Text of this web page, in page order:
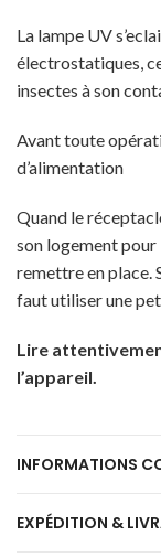
La lampe UV
électrostatiques,
insectes à son
Avant toute
d’alimentation
Quand le
son logement
remettre en place.
faut utiliser une
Lire
l’appareil.
INFORMATIONS
EXPÉDITION &